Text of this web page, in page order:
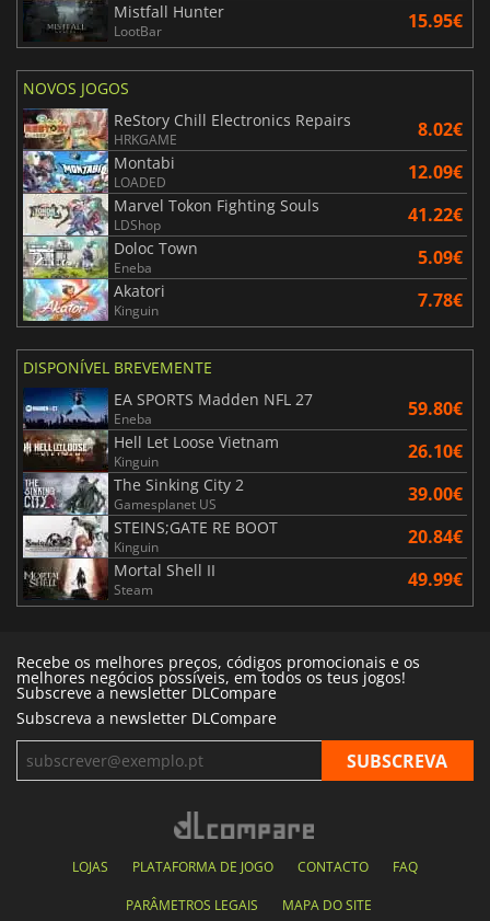
Mistfall Hunter
LootBar 15.95€
NOVOS JOGOS
ReStory Chill Electronics Repairs
HRKGAME 8.02€
Montabi
LOADED 12.09€
Marvel Tokon Fighting Souls
LDShop 41.22€
Doloc Town
Eneba 5.09€
Akatori
Kinguin 7.78€
DISPONÍVEL BREVEMENTE
EA SPORTS Madden NFL 27
Eneba 59.80€
Hell Let Loose Vietnam
Kinguin 26.10€
The Sinking City 2
Gamesplanet US 39.00€
STEINS;GATE RE BOOT
Kinguin 20.84€
Mortal Shell II
Steam 49.99€
Recebe os melhores preços, códigos promocionais e os
melhores negócios possíveis, em todos os teus jogos!
Subscreve a newsletter DLCompare
Subscreva a newsletter DLCompare
LOJAS PLATAFORMA DE JOGO CONTACTO FAQ
PARÂMETROS LEGAIS MAPA DO SITE